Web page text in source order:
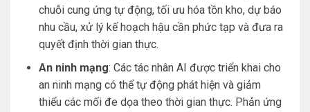
chuỗi cung ứng tự động, tối ưu hóa tồn kho, dự báo
nhu cầu, xử lý kế hoạch hậu cần phức tạp và đưa ra
quyết định thời gian thực.
An ninh mạng: Các tác nhân AI được triển khai cho
an ninh mạng có thể tự động phát hiện và giảm
thiểu các mối đe dọa theo thời gian thực. Phản ứng